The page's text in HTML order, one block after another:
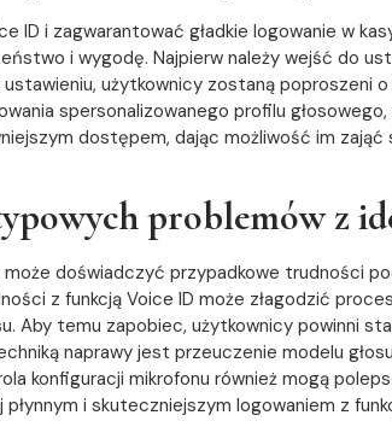
ID i zagwarantować gładkie logowanie w
i wygodę. Najpierw należy wejść do
ustawieniu, użytkownicy zostaną
spersonalizowanego profilu
dostępem, dając możliwość im
problemów z
doświadczyć przypadkowe trudności
z funkcją Voice ID może złagodzić
Aby temu zapobiec, użytkownicy powinni
naprawy jest przeuczenie modelu
konfiguracji mikrofonu również mogą
i skuteczniejszym logowaniem z